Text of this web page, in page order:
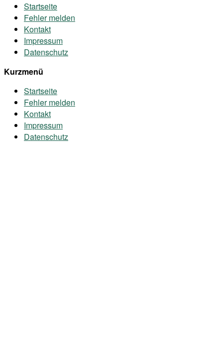
Startseite
Fehler melden
Kontakt
Impressum
Datenschutz
Kurzmenü
Startseite
Fehler melden
Kontakt
Impressum
Datenschutz